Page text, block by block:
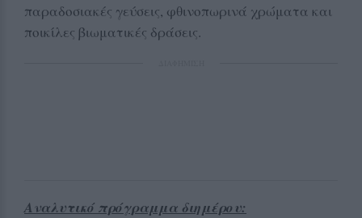
παραδοσιακές γεύσεις, φθινοπωρινά χρώματα και
ποικίλες βιωματικές δράσεις.
Αναλυτικό πρόγραμμα διημέρου: